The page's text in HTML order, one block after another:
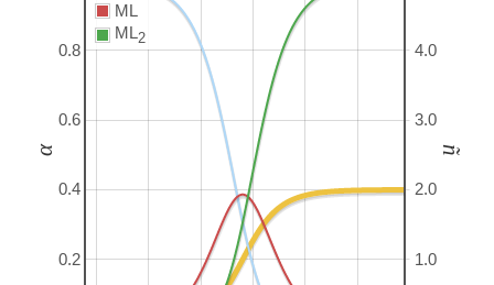
0.2
0.4
0.6
0.8
1.0
2.0
3.0
4.0
ML
ML2
α ñ